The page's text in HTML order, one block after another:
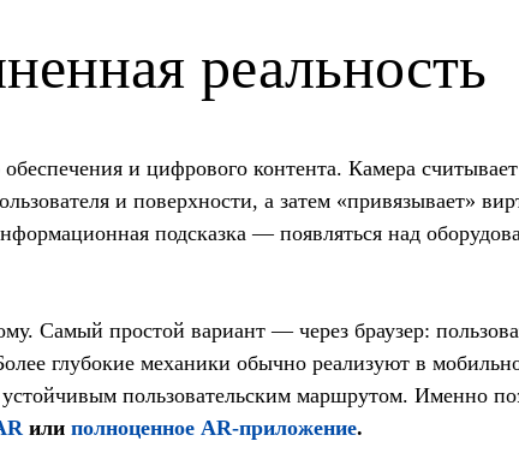
реальность
и цифрового контента. Камера
и поверхности, а затем «привязывает»
подсказка — появляться над
Самый простой вариант — через браузер:
глубокие механики обычно реализуют в
пользовательским маршрутом. Именно
или полноценное AR-приложение.